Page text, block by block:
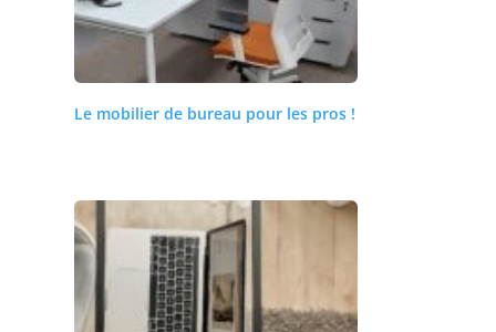
Le mobilier de bureau pour les pros !